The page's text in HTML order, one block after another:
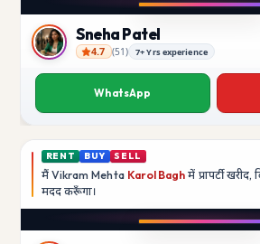
Sneha Patel
Sneha Patel
4.7 (51) 7+ Yrs experience
WhatsApp
RENT BUY SELL
मैं Vikram Mehta Karol Bagh में प्रापर्टी
मददकरूँगा।